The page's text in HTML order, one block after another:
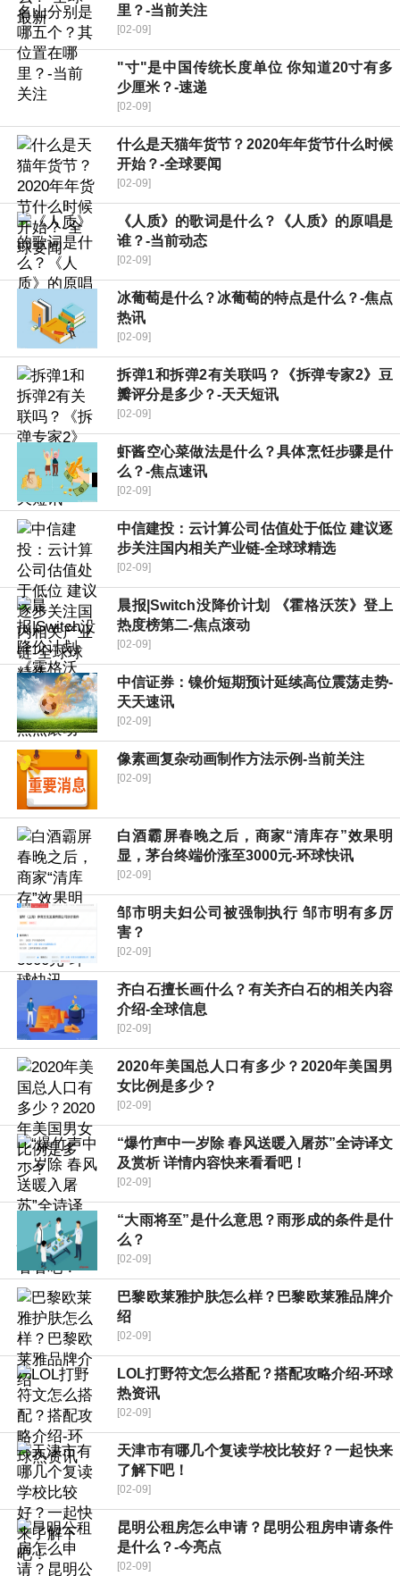
里？-当前关注
[02-09]
"寸"是中国传统长度单位 你知道20寸有多
少厘米？-速递
[02-09]
什么是天猫年货节？2020年年货节什么时候
开始？-全球要闻
[02-09]
《人质》的歌词是什么？《人质》的原唱是
谁？-当前动态
[02-09]
冰葡萄是什么？冰葡萄的特点是什么？-焦点
热讯
[02-09]
拆弹1和拆弹2有关联吗？《拆弹专家2》豆
瓣评分是多少？-天天短讯
[02-09]
虾酱空心菜做法是什么？具体烹饪步骤是什
么？-焦点速讯
[02-09]
中信建投：云计算公司估值处于低位 建议逐
步关注国内相关产业链-全球球精选
[02-09]
晨报|Switch没降价计划 《霍格沃茨》登上
热度榜第二-焦点滚动
[02-09]
中信证券：镍价短期预计延续高位震荡走势-
天天速讯
[02-09]
像素画复杂动画制作方法示例-当前关注
[02-09]
白酒霸屏春晚之后，商家“清库存”效果明
显，茅台终端价涨至3000元-环球快讯
[02-09]
邹市明夫妇公司被强制执行 邹市明有多厉
害？
[02-09]
齐白石擅长画什么？有关齐白石的相关内容
介绍-全球信息
[02-09]
2020年美国总人口有多少？2020年美国男
女比例是多少？
[02-09]
“爆竹声中一岁除 春风送暖入屠苏”全诗译文
及赏析 详情内容快来看看吧！
[02-09]
“大雨将至”是什么意思？雨形成的条件是什
么？
[02-09]
巴黎欧莱雅护肤怎么样？巴黎欧莱雅品牌介
绍
[02-09]
LOL打野符文怎么搭配？搭配攻略介绍-环球
热资讯
[02-09]
天津市有哪几个复读学校比较好？一起快来
了解下吧！
[02-09]
昆明公租房怎么申请？昆明公租房申请条件
是什么？-今亮点
[02-09]